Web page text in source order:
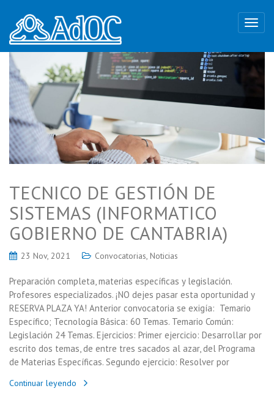
TECNICO DE GESTIÓN DE
SISTEMAS (INFORMATICO
GOBIERNO DE CANTABRIA)
23 Nov, 2021 Convocatorias, Noticias
Preparación completa, materias específicas y legislación.
Profesores especializados. ¡NO dejes pasar esta oportunidad y
RESERVA PLAZA YA! Anterior convocatoria se exigía: Temario
Específico; Tecnología Básica: 60 Temas. Temario Común:
Legislación 24 Temas. Ejercicios: Primer ejercicio: Desarrollar por
escrito dos temas, de entre tres sacados al azar, del Programa
de Materias Específicas. Segundo ejercicio: Resolver por
Continuar leyendo